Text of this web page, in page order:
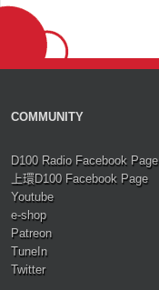
COMMUNITY
D100 Radio Facebook Page
上環D100 Facebook Page
Youtube
e-shop
Patreon
TuneIn
Twitter